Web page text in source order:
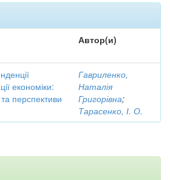
Автор(и)
економіки:
перспективи
Гавриленко,
Наталія
Григорівна;
Тарасенко, І. О.